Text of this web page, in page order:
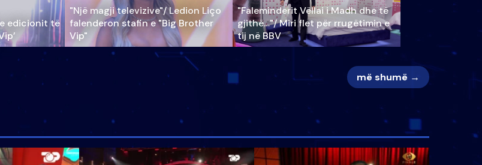
edicionit të
"Një magji televizive"/ Ledion Liço
falenderon stafin e "Big Brother
Vip"
"Faleminderit Vëllai i Madh dhe të
gjithë…"/ Miri flet për rrugëtimin e
tij në BBV
më shumë →